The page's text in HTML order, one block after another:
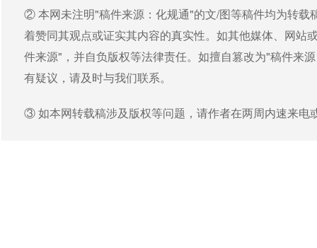
② 本网未注明"稿件来源：化规通"的文/图等稿件均为转载
着赞同其观点或证实其内容的真实性。如其他媒体、网站
件来源"，并自负版权等法律责任。如擅自篡改为"稿件来
有疑议，请及时与我们联系。
③ 如本网转载稿涉及版权等问题，请作者在两周内速来电